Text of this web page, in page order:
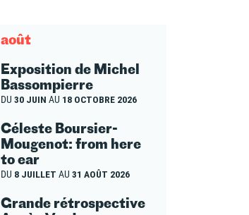
août
Exposition de Michel
Bassompierre
DU 30 JUIN AU 18 OCTOBRE 2026
Céleste Boursier-
Mougenot: from here
to ear
DU 8 JUILLET AU 31 AOÛT 2026
Grande rétrospective